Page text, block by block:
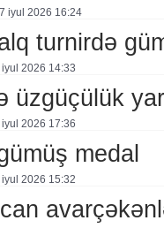
i̇yul 2026 16:24
turnirdə
i̇yul 2026 14:33
üzgüçülük
i̇yul 2026 17:36
medal
i̇yul 2026 15:32